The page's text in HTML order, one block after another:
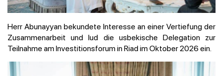
Herr Abunayyan bekundete Interesse an einer Vertiefung der
Zusammenarbeit und lud die usbekische Delegation zur
Teilnahme am Investitionsforum in Riad im Oktober 2026 ein.